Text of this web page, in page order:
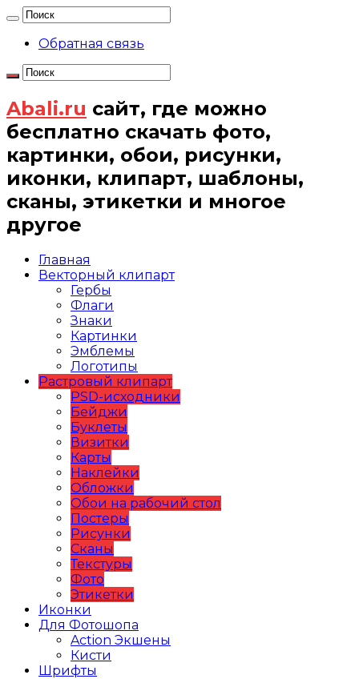
Обратная связь
Abali.ru сайт, где можно
бесплатно скачать фото,
картинки, обои, рисунки,
иконки, клипарт, шаблоны,
сканы, этикетки и многое
другое
Главная
Векторный клипарт
Гербы
Флаги
Знаки
Картинки
Эмблемы
Логотипы
Растровый клипарт
PSD-исходники
Бейджи
Буклеты
Визитки
Карты
Наклейки
Обложки
Обои на рабочий стол
Постеры
Рисунки
Сканы
Текстуры
Фото
Этикетки
Иконки
Для Фотошопа
Action Экшены
Кисти
Шрифты